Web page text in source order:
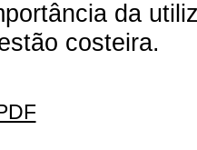
da
costeira.